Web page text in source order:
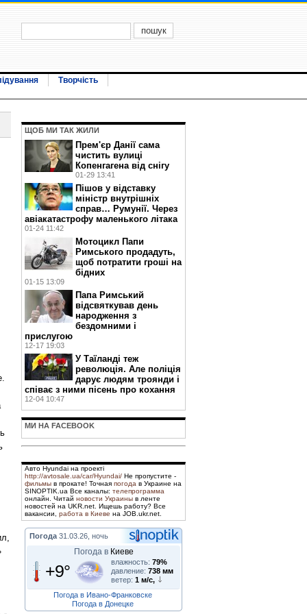
Творчість
ЩОБ МИ ТАК ЖИЛИ
Прем'єр Данії сама
чистить вулиці
Копенгагена від снігу
01-29 13:41
Пішов у відставку
міністр внутрішніх
справ… Румунії. Через
авіакатастрофу маленького літака
01-24 11:42
Мотоцикл Папи
Римського продадуть,
щоб потратити гроші на
бідних
01-15 13:09
Папа Римський
відсвяткував день
народження з
бездомними і
прислугою
12-17 19:03
У Таїланді теж
революція. Але поліція
дарує людям троянди і
співає з ними пісень про кохання
12-04 10:47
МИ НА FACEBOOK
Авто Hyundai на проекті
http://avtosale.ua/car/Hyundai/ Не пропустите -
фильмы в прокате! Точная погода в Украине на
SINOPTIK.ua Все каналы: телепрограмма
онлайн. Читай новости Украины в ленте
новостей на UKR.net. Ищешь работу? Все
вакансии, работа в Киеве на JOB.ukr.net.
Погода 31.03.26, ночь
Погода в Киеве
+9° влажность: 79%
давление: 738 мм
ветер: 1 м/с,
Погода в Ивано-Франковске
Погода в Донецке